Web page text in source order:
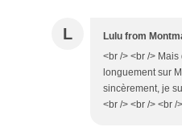
L Lulu from
<br /> <br />
longuement sur
sincèrement, je
<br /> <br /> <br />